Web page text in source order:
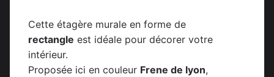
Cette étagère murale en forme de
rectangle est idéale pour décorer votre
intérieur.
Proposée ici en couleur Frene de lyon,